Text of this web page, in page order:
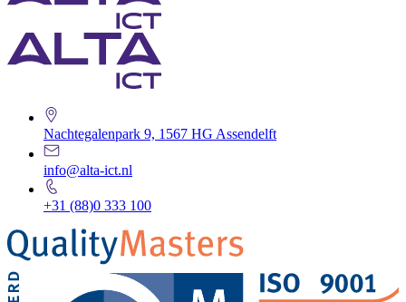
Nachtegalenpark 9, 1567 HG Assendelft
info@alta-ict.nl
+31 (88)0 333 100